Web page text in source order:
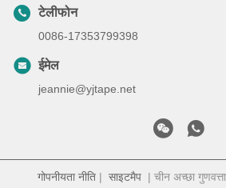
टेलीफोन
0086-17353799398
ईमेल
jeannie@yjtape.net
गोपनीयता नीति| साइटमैप| चीन अच्छा